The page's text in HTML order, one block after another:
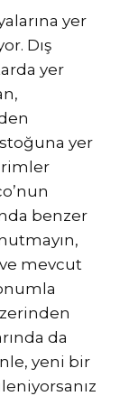
yer
Dış
yer
yer
benzer
mevcut
da
yeni bir